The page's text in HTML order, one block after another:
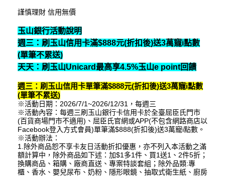
謹慎理財 信用無價
玉山銀行活動說明
週三：刷玉山信用卡滿$888元(折扣後)送3萬寵i點數
(單筆不累送)
天天：刷玉山Unicard最高享4.5%玉山e point回饋
週三：刷玉山信用卡單筆滿$888元(折扣後)送3萬寵i點數
(單筆不累送)
※活動日期：2026/7/1~2026/12/31，每週三
※活動內容：每週三刷玉山銀行卡信用卡於全臺屈臣氏門市
(百貨商場門市不適用)、屈臣氏官網或APP(不包含網路商店以
Facebook登入方式會員)單筆滿$888(折扣後)送3萬寵i點數。
※活動辦法：
1.除外商品恕不享卡友日活動折扣優惠，亦不列入本活動之滿
額計算中，除外商品如下述：加$1多1件、買1送1、2件5折；
換購商品、箱購、廠商直送、專案特談套組；除外品類:專
櫃、香水、嬰兒尿布、奶粉、隱形眼鏡、抽取式衛生紙、廚房